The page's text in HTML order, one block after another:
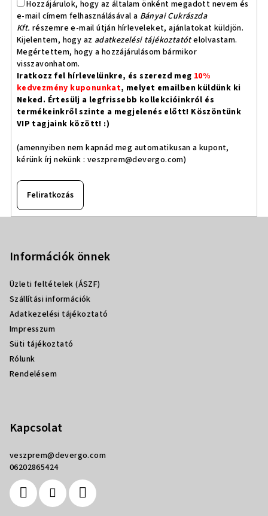
Hozzájárulok, hogy az általam önként megadott nevem és
e-mail címem felhasználásával a Bányai Cukrászda
Kft. részemre e-mail útján hírleveleket, ajánlatokat küldjön.
Kijelentem, hogy az adatkezelési tájékoztatótelolvastam.
Megértettem, hogy a hozzájárulásom bármikor
visszavonhatom.
Iratkozz fel hírlevelünkre, és szerezd meg 10%
kedvezmény kuponunkat, melyet emailben küldünk ki
Neked. Értesülj a legfrissebb kollekcióinkról és
termékeinkről szinte a megjelenés előtt! Köszöntünk
VIP tagjaink között! :)
(amennyiben nem kapnád meg automatikusan a kupont,
kérünk írj nekünk : veszprem@devergo.com)
Feliratkozás
Információk önnek
Üzleti feltételek (ÁSZF)
Szállítási információk
Adatkezelési tájékoztató
Impresszum
Süti tájékoztató
Rólunk
Rendelésem
Kapcsolat
veszprem@devergo.com
06202865424